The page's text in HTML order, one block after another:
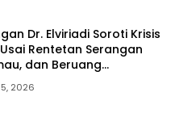
Dr. Elviriadi Soroti Krisis
Rentetan Serangan
dan Beruang
2026